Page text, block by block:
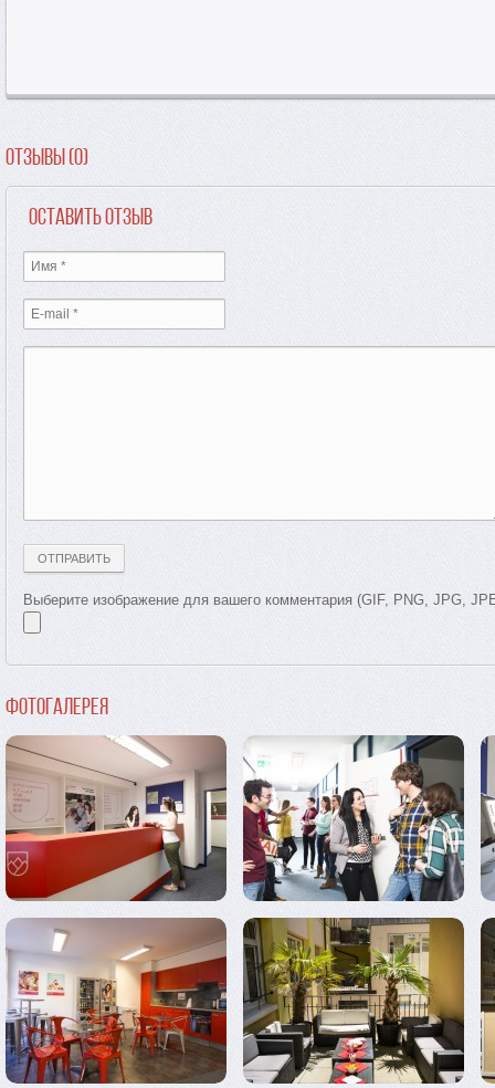
Отзывы (0)
Оставить отзыв
Выберите изображение для вашего комментария (GIF, PNG, JPG,
Фотогалерея